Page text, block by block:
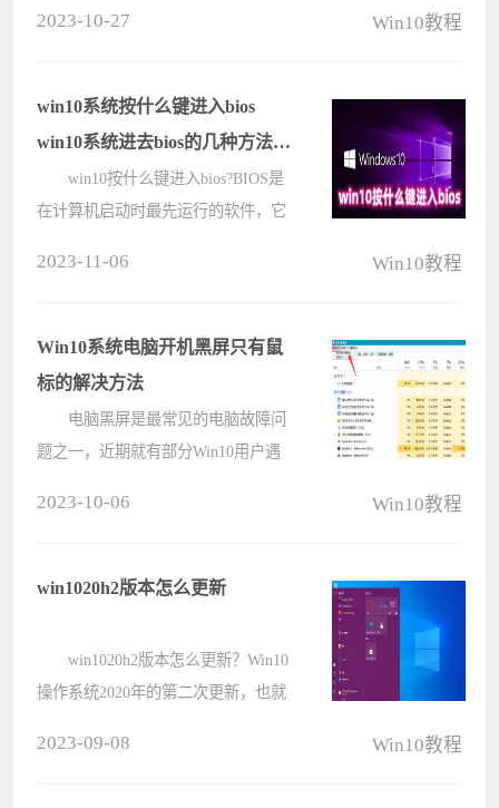
导致无法正常使用，那这个情况要怎
么解????
2023-10-27 Win10教程
win10系统按什么键进入bios
win10系统进去bios的几种方法分
win10按什么键进入bios?BIOS是
在计算机启动时最先运行的软件，它
bios，但是又不知道win10按什么键进
入bios????
2023-11-06 Win10教程
Win10系统电脑开机黑屏只有鼠
标的解决方法
电脑黑屏是最常见的电脑故障问
题之一，近期就有部分Win10用户遇
详细的Win10电脑开机黑屏只有鼠标
2023-10-06 Win10教程
win1020h2版本怎么更新
win1020h2版本怎么更新？Win10
操作系统2020年的第二次更新，也就
2023-09-08 Win10教程